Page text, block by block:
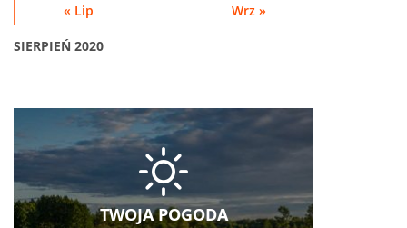
SIERPIEŃ 2020
« Lip Wrz »
TWOJA POGODA